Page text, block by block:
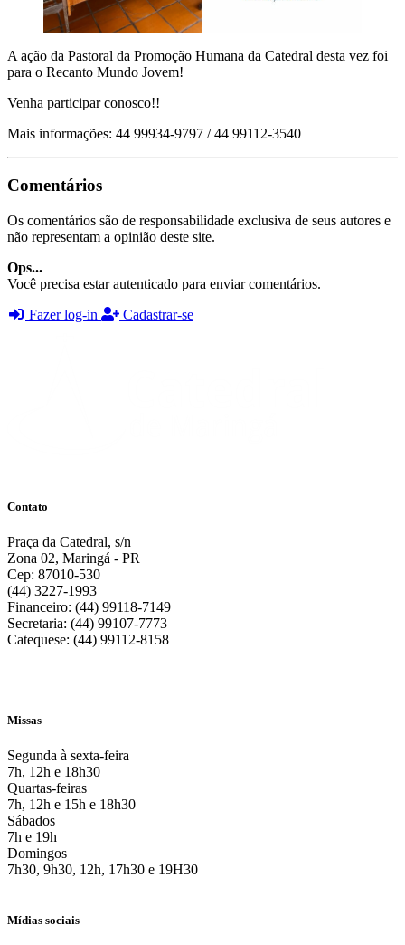
A ação da Pastoral da Promoção Humana da Catedral desta vez foi
para o Recanto Mundo Jovem!
Venha participar conosco!!
Mais informações: 44 99934-9797 / 44 99112-3540
Comentários
Os comentários são de responsabilidade exclusiva de seus autores e
não representam a opinião deste site.
Ops...
Você precisa estar autenticado para enviar comentários.
Fazer log-in
Cadastrar-se
Contato
Praça da Catedral, s/n
Zona 02, Maringá - PR
Cep: 87010-530
(44) 3227-1993
Financeiro: (44) 99118-7149
Secretaria: (44) 99107-7773
Catequese: (44) 99112-8158
Missas
Segunda à sexta-feira
7h, 12h e 18h30
Quartas-feiras
7h, 12h e 15h e 18h30
Sábados
7h e 19h
Domingos
7h30, 9h30, 12h, 17h30 e 19H30
Mídias sociais